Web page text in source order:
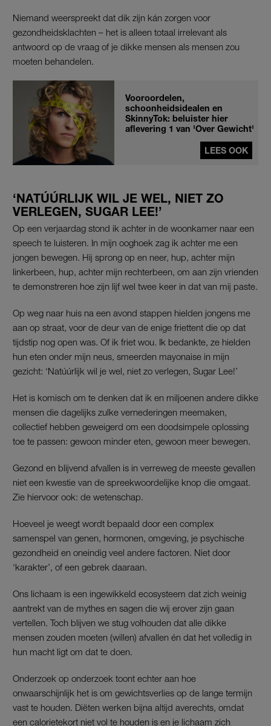
Niemand weerspreekt dat dik zijn kán zorgen voor
gezondheidsklachten – het is alleen totaal irrelevant als
antwoord op de vraag of je dikke mensen als mensen zou
moeten behandelen.
Vooroordelen,
schoonheidsidealen en
SkinnyTok: beluister hier
aflevering 1 van 'Over Gewicht'
LEES OOK
‘NATÚÚRLIJK WIL JE WEL, NIET ZO
VERLEGEN, SUGAR LEE!’
Op een verjaardag stond ik achter in de woonkamer naar een
speech te luisteren. In mijn ooghoek zag ik achter me een
jongen bewegen. Hij sprong op en neer, hup, achter mijn
linkerbeen, hup, achter mijn rechterbeen, om aan zijn vrienden
te demonstreren hoe zijn lijf wel twee keer in dat van mij paste.
Op weg naar huis na een avond stappen hielden jongens me
aan op straat, voor de deur van de enige friettent die op dat
tijdstip nog open was. Of ik friet wou. Ik bedankte, ze hielden
hun eten onder mijn neus, smeerden mayonaise in mijn
gezicht: ‘Natúúrlijk wil je wel, niet zo verlegen, Sugar Lee!’
Het is komisch om te denken dat ik en miljoenen andere dikke
mensen die dagelijks zulke vernederingen meemaken,
collectief hebben geweigerd om een doodsimpele oplossing
toe te passen: gewoon minder eten, gewoon meer bewegen.
Gezond en blijvend afvallen is in verreweg de meeste gevallen
niet een kwestie van de spreekwoordelijke knop die omgaat.
Zie hiervoor ook: de wetenschap.
Hoeveel je weegt wordt bepaald door een complex
samenspel van genen, hormonen, omgeving, je psychische
gezondheid en oneindig veel andere factoren. Niet door
‘karakter’, of een gebrek daaraan.
Ons lichaam is een ingewikkeld ecosysteem dat zich weinig
aantrekt van de mythes en sagen die wij erover zijn gaan
vertellen. Toch blijven we stug volhouden dat alle dikke
mensen zouden moeten (willen) afvallen én dat het volledig in
hun macht ligt om dat te doen.
Onderzoek op onderzoek toont echter aan hoe
onwaarschijnlijk het is om gewichtsverlies op de lange termijn
vast te houden. Diëten werken bijna altijd averechts, omdat
een calorietekort niet vol te houden is en je lichaam zich